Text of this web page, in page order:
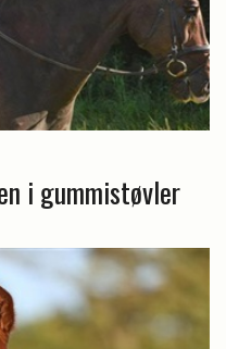
i gummistøvler